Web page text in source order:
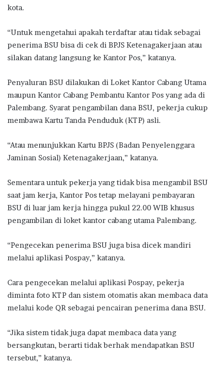
kota.
“Untuk mengetahui apakah terdaftar atau tidak sebagai
penerima BSU bisa di cek di BPJS Ketenagakerjaan atau
silakan datang langsung ke Kantor Pos,” katanya.
Penyaluran BSU dilakukan di Loket Kantor Cabang Utama
maupun Kantor Cabang Pembantu Kantor Pos yang ada di
Palembang. Syarat pengambilan dana BSU, pekerja cukup
membawa Kartu Tanda Penduduk (KTP) asli.
“Atau menunjukkan Kartu BPJS (Badan Penyelenggara
Jaminan Sosial) Ketenagakerjaan,” katanya.
Sementara untuk pekerja yang tidak bisa mengambil BSU
saat jam kerja, Kantor Pos tetap melayani pembayaran
BSU di luar jam kerja hingga pukul 22.00 WIB khusus
pengambilan di loket kantor cabang utama Palembang.
“Pengecekan penerima BSU juga bisa dicek mandiri
melalui aplikasi Pospay,” katanya.
Cara pengecekan melalui aplikasi Pospay, pekerja
diminta foto KTP dan sistem otomatis akan membaca data
melalui kode QR sebagai pencairan penerima dana BSU.
“Jika sistem tidak juga dapat membaca data yang
bersangkutan, berarti tidak berhak mendapatkan BSU
tersebut,” katanya.